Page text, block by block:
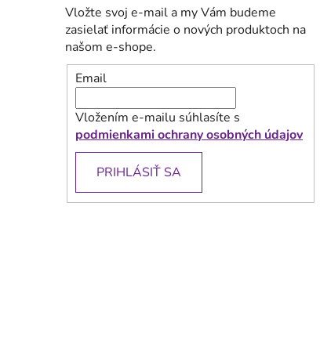
Vložte svoj e-mail a my Vám budeme
zasielať informácie o nových produktoch na
našom e-shope.
Email
Vložením e-mailu súhlasíte s
podmienkami ochrany osobných údajov
PRIHLÁSIŤ SA